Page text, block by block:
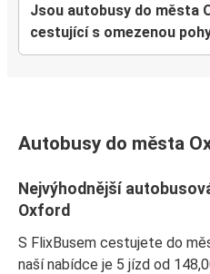
Jsou autobusy do města
cestující s omezenou
Autobusy do města
Nejvýhodnější
Oxford
S FlixBusem cestujete do
naší nabídce je 5 jízd od